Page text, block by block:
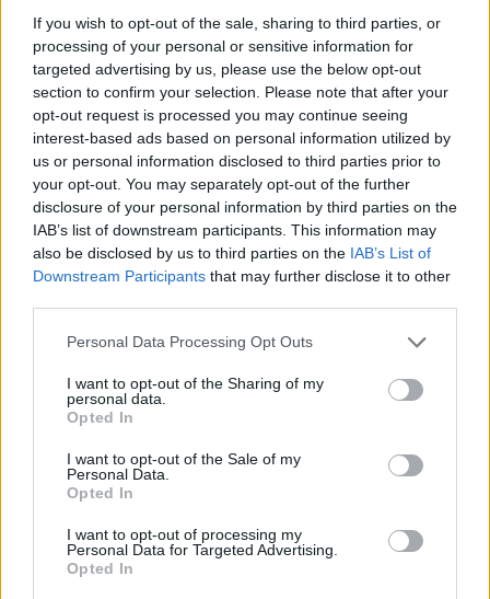
If you wish to opt-out of the sale, sharing to third parties, or
processing of your personal or sensitive information for
targeted advertising by us, please use the below opt-out
section to confirm your selection. Please note that after your
opt-out request is processed you may continue seeing
interest-based ads based on personal information utilized by
us or personal information disclosed to third parties prior to
your opt-out. You may separately opt-out of the further
disclosure of your personal information by third parties on the
IAB’s list of downstream participants. This information may
also be disclosed by us to third parties on the IAB’s List of
Downstream Participants that may further disclose it to other
Personal Data Processing Opt Outs
I want to opt-out of the Sharing of my
personal data.
Opted In
I want to opt-out of the Sale of my
Personal Data.
Opted In
I want to opt-out of processing my
Personal Data for Targeted Advertising.
Opted In
polvere di capperi disidratati
Tonno rosso in olio cottura pcon verdurine
croccanti e sfoglie di pane
1 di 36
TAG Corsi Tigros
simone zambon
sesto calende
Leggi l'articolo:
una delizia